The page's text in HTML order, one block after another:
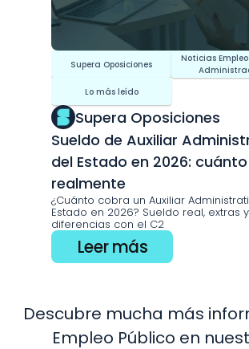
Supera Oposiciones
Noticias
Lo más leído
Supera Oposiciones
Sueldo de Auxiliar
del Estado en 2026:
realmente
¿Cuánto cobra un Auxiliar
Estado en 2026? Sueldo real, extras y
diferencias con el C2
Leer más
Descubre mucha más
Empleo Público en